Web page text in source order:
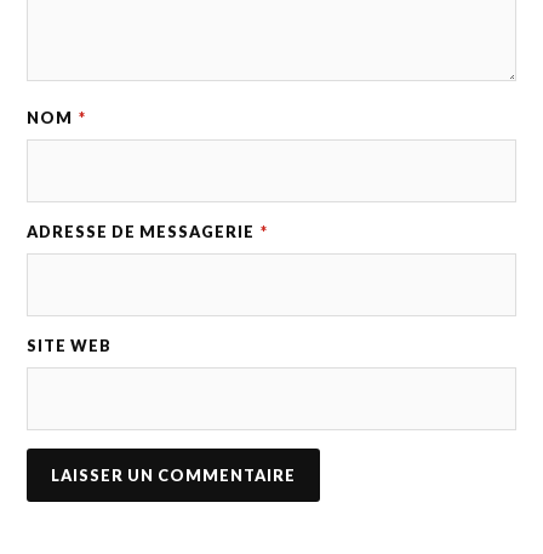
NOM *
ADRESSE DE MESSAGERIE *
SITE WEB